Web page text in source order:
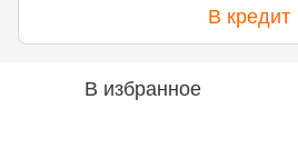
В кредит
В избранное